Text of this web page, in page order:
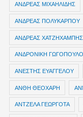
ΑΝΔΡΕΑΣ ΜΙΧΑΗΛΙΔΗΣ
ΑΝΔΡΕΑΣ ΠΟΛΥΚΑΡΠΟΥ
ΑΝΔΡΕΑΣ ΧΑΤΖΗΧΑΜΠΗΣ
ΑΝΔΡΟΝΙΚΗ
ΑΝΕΣΤΗΣ ΕΥΑΓΓΕΛΟΥ
ΑΝΘΗ ΘΕΟΧΑΡΗ
ΑΝΤΖΕΛΑ ΓΕΩΡΓΟΤΑ